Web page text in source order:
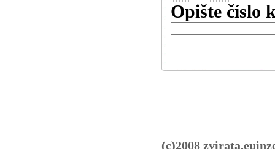
Opište číslo
(c)2008